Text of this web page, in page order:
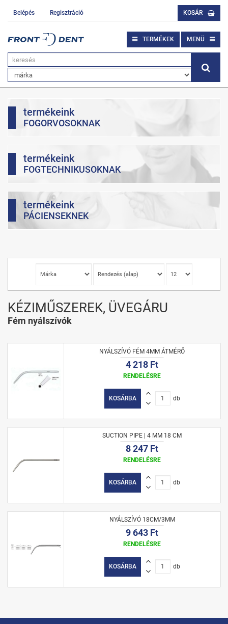
Belépés Regisztráció KOSÁR
TERMÉKEK MENÜ
termékeink
FOGORVOSOKNAK
termékeink
FOGTECHNIKUSOKNAK
termékeink
PÁCIENSEKNEK
KÉZIMŰSZEREK, ÜVEGÁRU
Fém nyálszívók
NYÁLSZÍVÓ FÉM 4MM ÁTMÉRŐ
4 218 Ft
RENDELÉSRE
KOSÁRBA db
SUCTION PIPE | 4 MM 18 CM
8 247 Ft
RENDELÉSRE
KOSÁRBA db
NYÁLSZÍVÓ 18CM/3MM
9 643 Ft
RENDELÉSRE
KOSÁRBA db